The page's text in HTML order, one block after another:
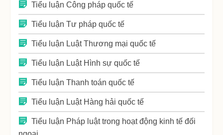
Tiểu luận Công pháp quốc tế
Tiểu luận Tư pháp quốc tế
Tiểu luận Luật Thương mại quốc tế
Tiểu luận Luật Hình sự quốc tế
Tiểu luận Thanh toán quốc tế
Tiểu luận Luật Hàng hải quốc tế
Tiểu luận Pháp luật trong hoạt động kinh tế đối